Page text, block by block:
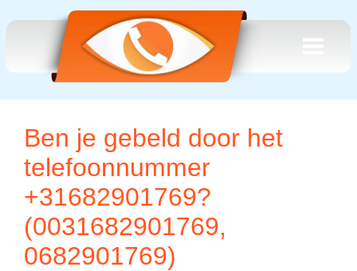
Ben je gebeld door het
telefoonnummer
+31682901769?
(0031682901769,
0682901769)